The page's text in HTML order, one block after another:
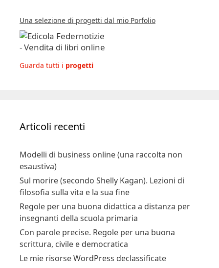
Una selezione di progetti dal mio Porfolio
Guarda tutti i progetti
Articoli recenti
Modelli di business online (una raccolta non
esaustiva)
Sul morire (secondo Shelly Kagan). Lezioni di
filosofia sulla vita e la sua fine
Regole per una buona didattica a distanza per
insegnanti della scuola primaria
Con parole precise. Regole per una buona
scrittura, civile e democratica
Le mie risorse WordPress declassificate